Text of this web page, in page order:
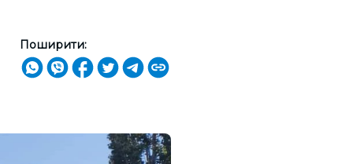
Поширити: